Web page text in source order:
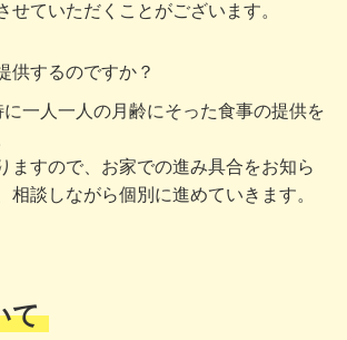
せていただくことがございます。
供するのですか？
一人一人の月齢にそった食事の提供を
ますので、お家での進み具合をお知ら
相談しながら個別に進めていきます。
て